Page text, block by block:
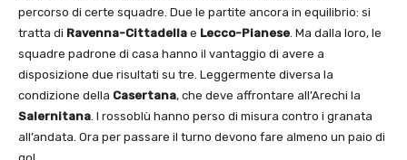
percorso di certe squadre. Due le partite ancora in equilibrio: si
tratta di Ravenna-Cittadella e Lecco-Pianese. Ma dalla loro, le
squadre padrone di casa hanno il vantaggio di avere a
disposizione due risultati su tre. Leggermente diversa la
condizione della Casertana, che deve affrontare all’Arechi la
Salernitana. I rossoblù hanno perso di misura contro i granata
all’andata. Ora per passare il turno devono fare almeno un paio di